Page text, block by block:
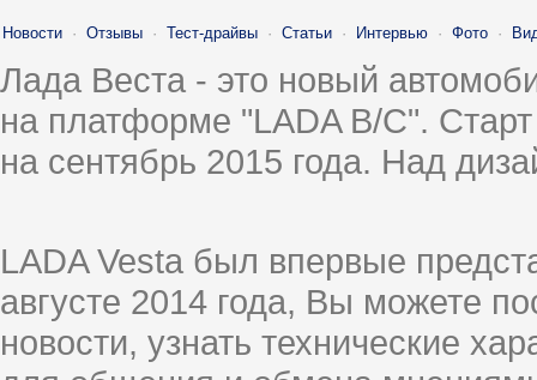
Новости · Отзывы · Тест-драйвы · Статьи · Интервью · Фото ·
Лада Веста - это новый
на платформе "LADA B/C".
на сентябрь 2015 года. Над
LADA Vesta был впервые
августе 2014 года, Вы можете
новости, узнать технические